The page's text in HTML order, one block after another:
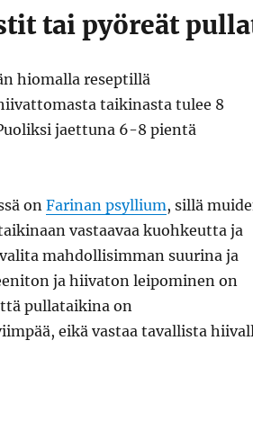
tai pyöreät
hiomalla reseptillä
taikinasta tulee 8
jaettuna 6-8 pientä
on Farinan psyllium, sillä
vastaavaa kuohkeutta ja
mahdollisimman suurina ja
ja hiivaton leipominen on
pullataikina on
eikä vastaa tavallista